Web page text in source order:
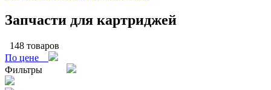
Запчасти для картриджей
148 товаров
По цене
Фильтры